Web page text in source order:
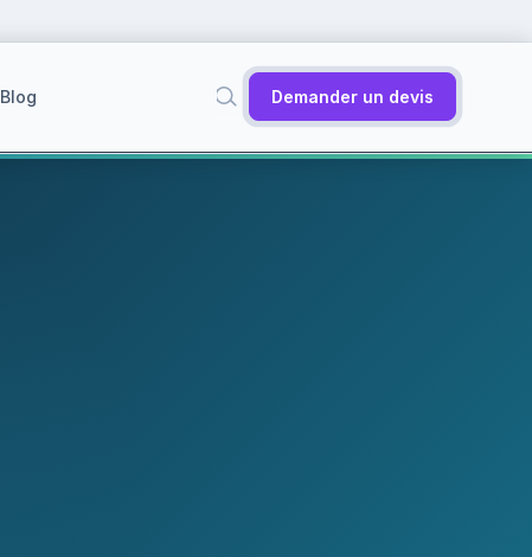
Blog Demander un devis